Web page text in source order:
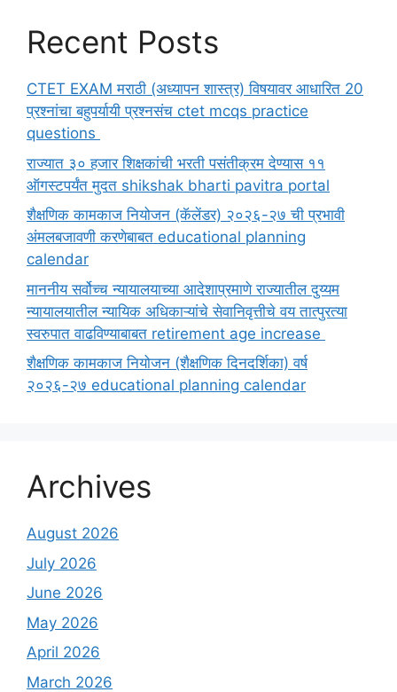
Recent Posts
CTET EXAM मराठी (अध्यापन शास्त्र) विषयावर आधारित 20
प्रश्नांचा बहुपर्यायी प्रश्नसंच ctet mcqs practice
questions
राज्यात ३० हजार शिक्षकांची भरती पसंतीक्रम देण्यास ११
ऑगस्टपर्यंत मुदत shikshak bharti pavitra portal
शैक्षणिक कामकाज नियोजन (कॅलेंडर) २०२६-२७ ची प्रभावी
अंमलबजावणी करणेबाबत educational planning
calendar
माननीय सर्वोच्च न्यायालयाच्या आदेशाप्रमाणे राज्यातील दुय्यम
न्यायालयातील न्यायिक अधिकाऱ्यांचे सेवानिवृत्तीचे वय तात्पुरत्या
स्वरुपात वाढविण्याबाबत retirement age increase
शैक्षणिक कामकाज नियोजन (शैक्षणिक दिनदर्शिका) वर्ष
२०२६-२७ educational planning calendar
Archives
August 2026
July 2026
June 2026
May 2026
April 2026
March 2026